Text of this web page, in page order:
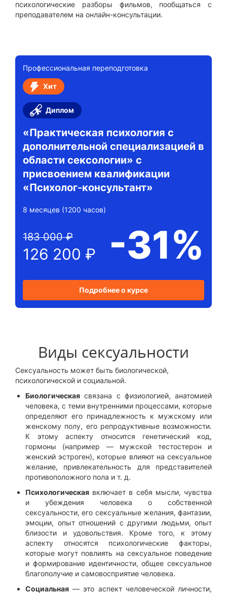
психологические разборы фильмов, пообщаться с
преподавателем на онлайн-консультации.
Профессиональная переподготовка
Хит
Диплом
«Практическая психология с
дополнительной специализацией в
области сексологии» с
присвоением квалификации
«Психолог-консультант»
8 месяцев (1200 часов)
126 200 ₽
183 000 ₽ -31%
Подробнее о курсе
Виды сексуальности
Сексуальность может быть биологической,
психологической и социальной.
Биологическая связана с физиологией, анатомией
человека, с теми внутренними процессами, которые
определяют его принадлежность к мужскому или
женскому полу, его репродуктивные возможности.
К этому аспекту относится генетический код,
гормоны (например — мужской тестостерон и
женский эстроген), которые влияют на сексуальное
желание, привлекательность для представителей
противоположного пола и т. д.
Психологическая включает в себя мысли, чувства
и убеждения человека о собственной
сексуальности, его сексуальные желания, фантазии,
эмоции, опыт отношений с другими людьми, опыт
близости и удовольствия. Кроме того, к этому
аспекту относятся психологические факторы,
которые могут повлиять на сексуальное поведение
и формирование идентичности, общее сексуальное
благополучие и самовосприятие человека.
Социальная — это аспект человеческой личности,